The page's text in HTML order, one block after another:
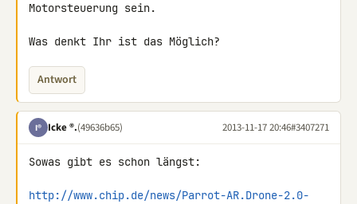
Motorsteuerung sein.
Was denkt Ihr ist das Möglich?
Antwort
I® Icke ®.(49636b65) 2013-11-17 20:46#3407271
Sowas gibt es schon längst:
http://www.chip.de/news/Parrot-AR.Drone-2.0-